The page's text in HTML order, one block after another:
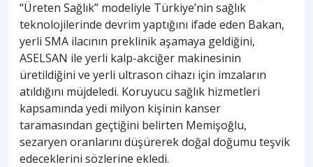
“Üreten Sağlık” modeliyle Türkiye’nin sağlık
teknolojilerinde devrim yaptığını ifade eden Bakan,
yerli SMA ilacının preklinik aşamaya geldiğini,
ASELSAN ile yerli kalp-akciğer makinesinin
üretildiğini ve yerli ultrason cihazı için imzaların
atıldığını müjdeledi. Koruyucu sağlık hizmetleri
kapsamında yedi milyon kişinin kanser
taramasından geçtiğini belirten Memişoğlu,
sezaryen oranlarını düşürerek doğal doğumu teşvik
edeceklerini sözlerine ekledi.